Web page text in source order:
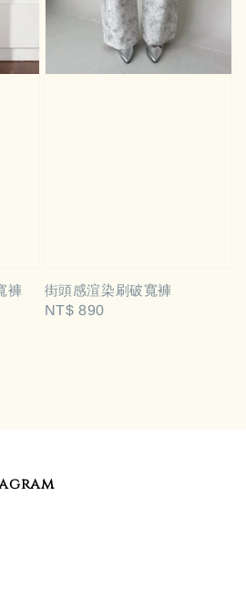
褲
街頭感渲染刷破寬褲
Regular
NT$ 890